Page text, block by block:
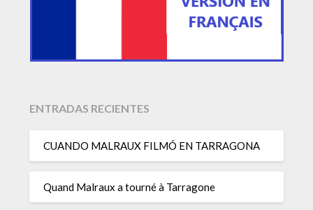
ENTRADAS RECIENTES
CUANDO MALRAUX FILMÓ EN TARRAGONA
Quand Malraux a tourné à Tarragone